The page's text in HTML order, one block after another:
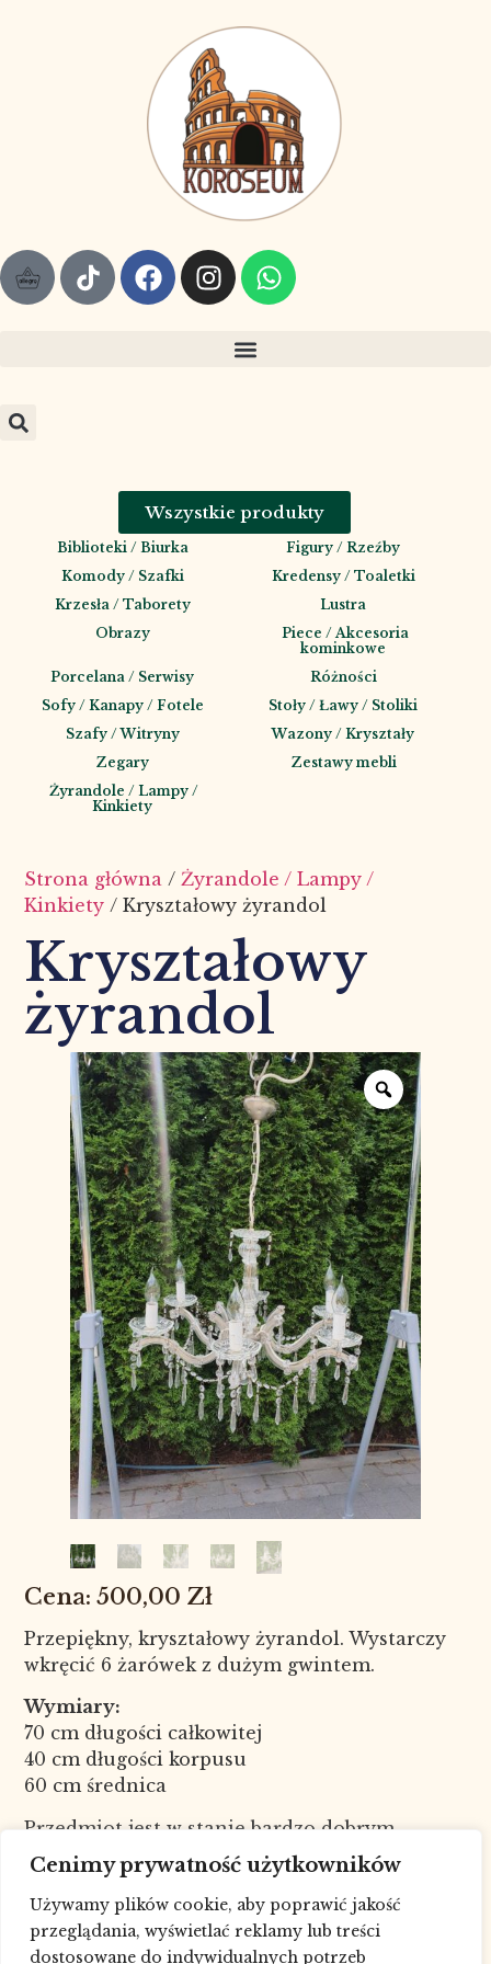
Cenimy prywatność użytkowników
Używamy plików cookie, aby poprawić jakość
przeglądania, wyświetlać reklamy lub treści
dostosowane do indywidualnych potrzeb
Wszystkie produkty
Biblioteki / Biurka
Figury / Rzeźby
Komody / Szafki
Kredensy / Toaletki
Krzesła / Taborety
Lustra
Obrazy
Piece / Akcesoria
kominkowe
Porcelana / Serwisy
Różności
Sofy / Kanapy / Fotele
Stoły / Ławy / Stoliki
Szafy / Witryny
Wazony / Kryształy
Zegary
Zestawy mebli
Żyrandole / Lampy /
Kinkiety
Strona główna / Żyrandole / Lampy /
Kinkiety / Kryształowy żyrandol
Kryształowy
żyrandol
500,00 Zł
Przepiękny, kryształowy żyrandol. Wystarczy
wkręcić 6 żarówek z dużym gwintem.
Wymiary:
70 cm długości całkowitej
40 cm długości korpusu
60 cm średnica
Przedmiot jest w stanie bardzo dobrym.
Nr kat. 8266
W celu sprawdzenia dostępności
towaru skontaktuj się ze sklepem pod
numerem telefonu: 693227881, drogą